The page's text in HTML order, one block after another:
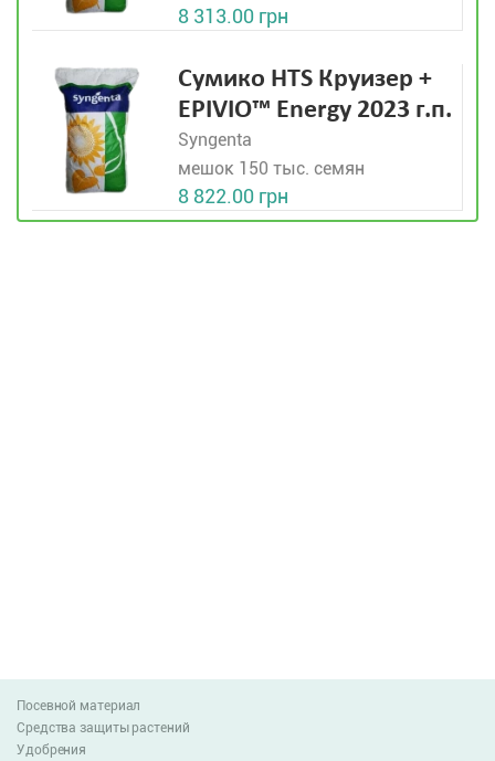
8 313.00 грн
Сумико HTS Круизер +
EPIVIO™ Energy 2023 г.п.
Syngenta
мешок 150 тыс. семян
8 822.00 грн
Посевной материал
Средства защиты растений
Удобрения